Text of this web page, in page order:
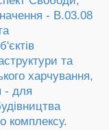
- В.03.08
та
харчування,
- для
комплексу.